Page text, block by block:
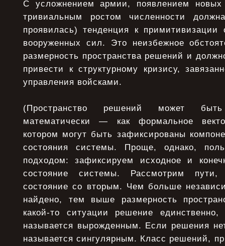
С усложнением армии, появлением новых
тривиальным ростом численности
проявилась) тенденция к примитивизации
вооруженных сил. Это неизбежное
размерность пространства решений и
привести к структурному кризису,
управления войсками.
(Пространство решений может
математически — как формальное
котором могут быть зафиксированы
состояния системы. Проще, однако,
подходом: зафиксируем исходное и
состояние системы. Рассмотрим
состояние со вторым. Чем больше
найдено, тем выше размерность
какой-то ситуации решение единственно,
называется вырожденным. Если решения
называется сингулярным. Класс решений,